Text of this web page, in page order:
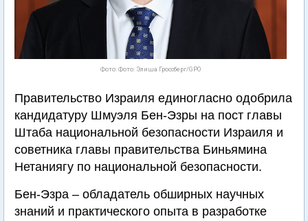
Фото: Фото: Элиша Гроссберг/GPO
Правительство Израиля единогласно одобрила
кандидатуру Шмуэля Бен-Эзры на пост главы
Штаба национальной безопасности Израиля и
советника главы правительства Биньямина
Нетаниягу по национальной безопасности.
Бен-Эзра – обладатель обширных научных
знаний и практического опыта в разработке